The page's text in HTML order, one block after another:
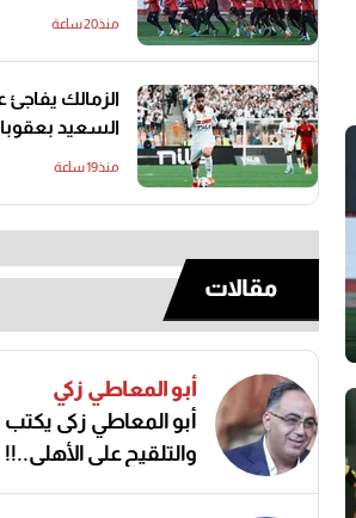
منذ20 ساعة
الزمالك يفاجئ
السعيد
منذ19 ساعة
مقالات
أبو المعاطي زكي
أبو المعاطي زكى يكتب
والتلقيح على الأهلى..!!